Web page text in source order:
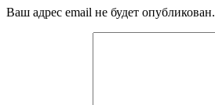
Ваш адрес email не будет опубликован.